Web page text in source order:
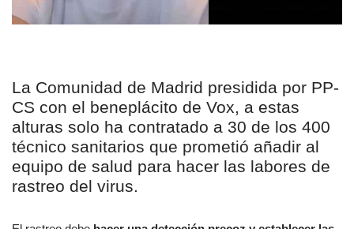
La Comunidad de Madrid presidida por PP-
CS con el beneplácito de Vox, a estas
alturas solo ha contratado a 30 de los 400
técnico sanitarios que prometió añadir al
equipo de salud para hacer las labores de
rastreo del virus.